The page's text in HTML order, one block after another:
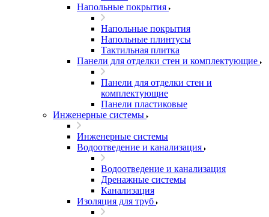
Напольные покрытия
Напольные покрытия
Напольные плинтусы
Тактильная плитка
Панели для отделки стен и комплектующие
Панели для отделки стен и
комплектующие
Панели пластиковые
Инженерные системы
Инженерные системы
Водоотведение и канализация
Водоотведение и канализация
Дренажные системы
Канализация
Изоляция для труб